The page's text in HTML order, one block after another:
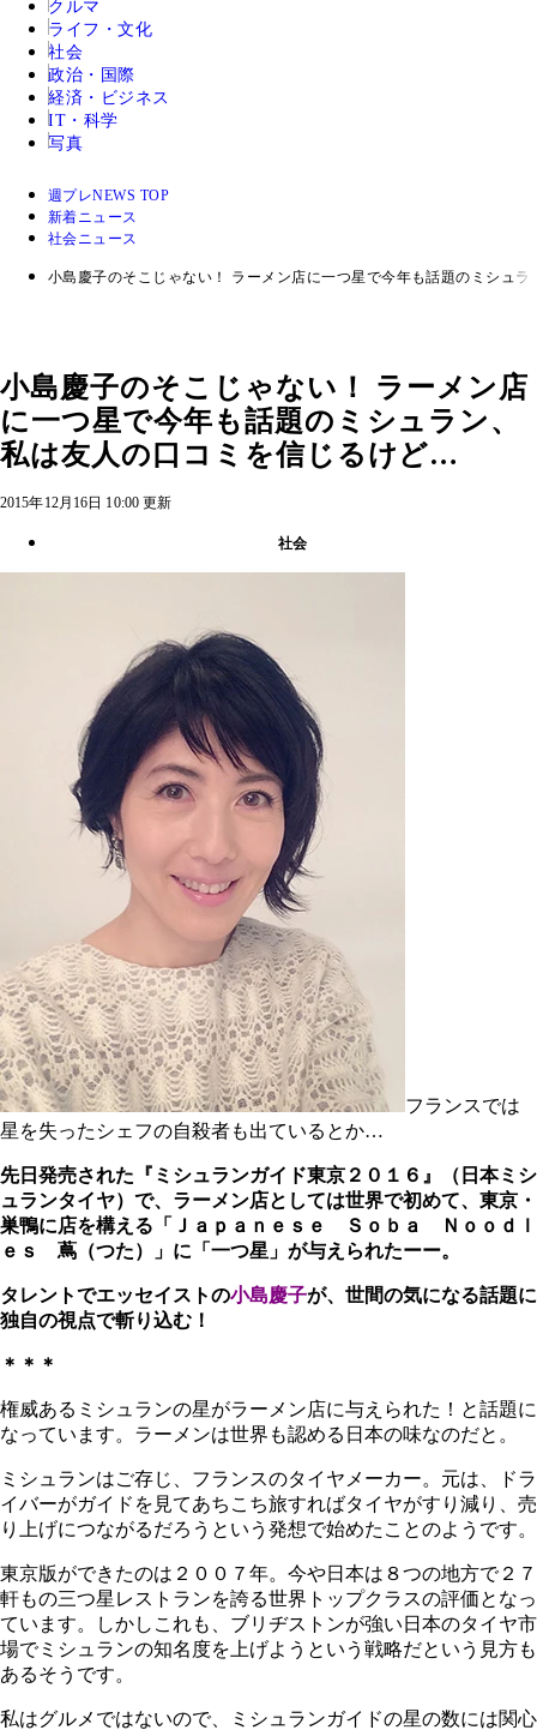
クルマ
ライフ・文化
社会
政治・国際
経済・ビジネス
IT・科学
写真
週プレNEWS TOP
新着ニュース
社会ニュース
小島慶子のそこじゃない！ ラーメン店に一つ星で今年も話題のミシュ
小島慶子のそこじゃない！ ラーメン店
に一つ星で今年も話題のミシュラン、
私は友人の口コミを信じるけど…
2015年12月16日 10:00 更新
社会
フランスでは
星を失ったシェフの自殺者も出ているとか…
先日発売された『ミシュランガイド東京２０１６』（日本ミシ
ュランタイヤ）で、ラーメン店としては世界で初めて、東京・
巣鴨に店を構える「Ｊａｐａｎｅｓｅ Ｓｏｂａ Ｎｏｏｄｌ
ｅｓ 蔦（つた）」に「一つ星」が与えられたーー。
タレントでエッセイストの小島慶子が、世間の気になる話題に
独自の視点で斬り込む！
＊＊＊
権威あるミシュランの星がラーメン店に与えられた！と話題に
なっています。ラーメンは世界も認める日本の味なのだと。
ミシュランはご存じ、フランスのタイヤメーカー。元は、ドラ
イバーがガイドを見てあちこち旅すればタイヤがすり減り、売
り上げにつながるだろうという発想で始めたことのようです。
東京版ができたのは２００７年。今や日本は８つの地方で２７
軒もの三つ星レストランを誇る世界トップクラスの評価となっ
ています。しかしこれも、ブリヂストンが強い日本のタイヤ市
場でミシュランの知名度を上げようという戦略だという見方も
あるそうです。
私はグルメではないので、ミシュランガイドの星の数には関心